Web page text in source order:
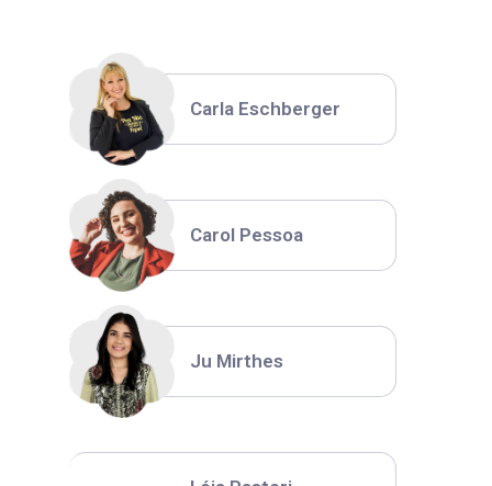
Carla Eschberger
Carol Pessoa
Ju Mirthes